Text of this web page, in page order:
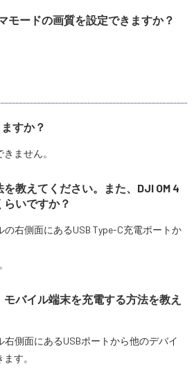
モードの画質を設定できますか？
すか？
ません。
を教えてください。また、DJI OM 4
いですか？
の右側面にあるUSB Type-C充電ポートか
モバイル端末を充電する方法を教え
右側面にあるUSBポートから他のデバイ
す。